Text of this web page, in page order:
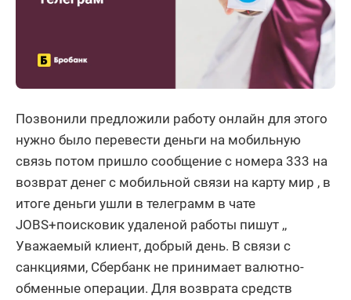
Позвонили предложили работу онлайн для этого
нужно было перевести деньги на мобильную
связь потом пришло сообщение с номера 333 на
возврат денег с мобильной связи на карту мир , в
итоге деньги ушли в телеграмм в чате
JOBS+поисковик удаленой работы пишут ,,
Уважаемый клиент, добрый день. В связи с
санкциями, Сбербанк не принимает валютно-
обменные операции. Для возврата средств